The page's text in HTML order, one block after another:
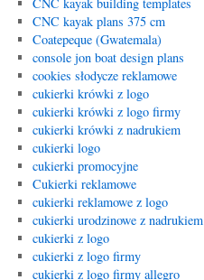
CNC kayak plans 375 cm
Coatepeque (Gwatemala)
console jon boat design plans
cookies słodycze reklamowe
cukierki krówki z logo
cukierki krówki z logo firmy
cukierki krówki z nadrukiem
cukierki logo
cukierki promocyjne
Cukierki reklamowe
cukierki reklamowe z logo
cukierki urodzinowe z nadrukiem
cukierki z logo
cukierki z logo firmy
cukierki z logo firmy allegro